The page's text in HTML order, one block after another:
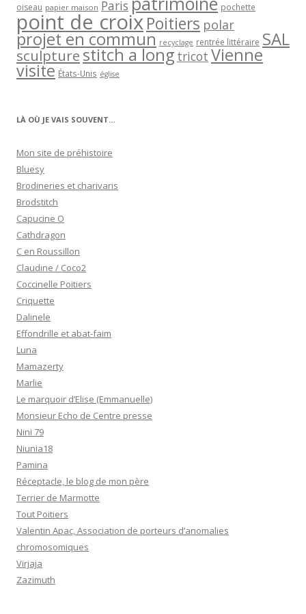
oiseau papier maison Paris pochette
point de croixPoitiers polar
projet en commun recyclage rentrée littéraire SAL
sculpturestitch a long tricot Vienne
visite États-Unis église
LÀ OÙ JE VAIS SOUVENT…
Mon site de préhistoire
Bluesy
Brodineries et charivaris
Brodstitch
Capucine O
Cathdragon
C en Roussillon
Claudine / Coco2
Coccinelle Poitiers
Criquette
Dalinele
Effondrille et abat-faim
Luna
Mamazerty
Marlie
Le marquoir d’Elise (Emmanuelle)
Monsieur Echo de Centre presse
Nini 79
Niunia18
Pamina
Réceptacle, le blog de mon père
Terrier de Marmotte
Tout Poitiers
Valentin Apac, Association de porteurs d’anomalies
chromosomiques
Virjaja
Zazimuth